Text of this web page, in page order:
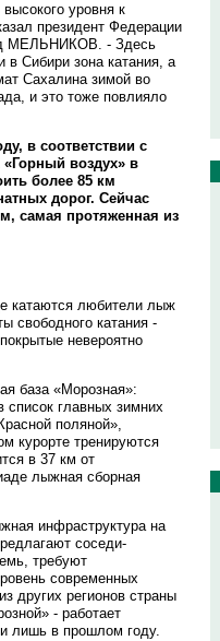
уровня к
президент Федерации
МЕЛЬНИКОВ. - Здесь
Сибири зона катания, а
Сахалина зимой во
и это тоже повлияло
в соответствии с
«Горный воздух» в
более 85 км
дорог. Сейчас
самая протяженная из
катаются любители лыж
свободного катания -
невероятно
база «Морозная»:
главных зимних
поляной»,
курорте тренируются
в 37 км от
лыжная сборная
инфраструктура на
соседи-
требуют
современных
других регионов страны
- работает
лишь в прошлом году.